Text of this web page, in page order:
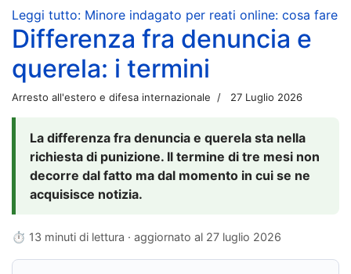
Leggi tutto: Minore indagato per reati online: cosa fare
Differenza fra denuncia e
querela: i termini
Arresto all'estero e difesa internazionale 27 Luglio 2026
La differenza fra denuncia e querela sta nella
richiesta di punizione. Il termine di tre mesi non
decorre dal fatto ma dal momento in cui se ne
acquisisce notizia.
⏱ 13 minuti di lettura · aggiornato al 27 luglio 2026